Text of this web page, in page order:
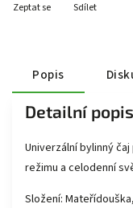
Zeptat se Sdílet
Popis
Detailní
Univerzální bylinný
režimu a celodenní
Složení: